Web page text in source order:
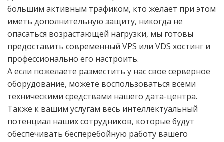
большим активным трафиком, кто желает при этом
иметь дополнительную защиту, никогда не
опасаться возрастающей нагрузки, мы готовы
предоставить современный VPS или VDS хостинг и
профессионально его настроить.
А если пожелаете разместить у нас свое серверное
оборудование, можете воспользоваться всеми
техническими средствами нашего дата-центра.
Также к вашим услугам весь интеллектуальный
потенциал наших сотрудников, которые будут
обеспечивать бесперебойную работу вашего